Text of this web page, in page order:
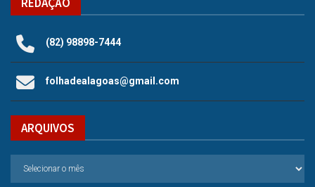
(82) 98898-7444
folhadealagoas@gmail.com
ARQUIVOS